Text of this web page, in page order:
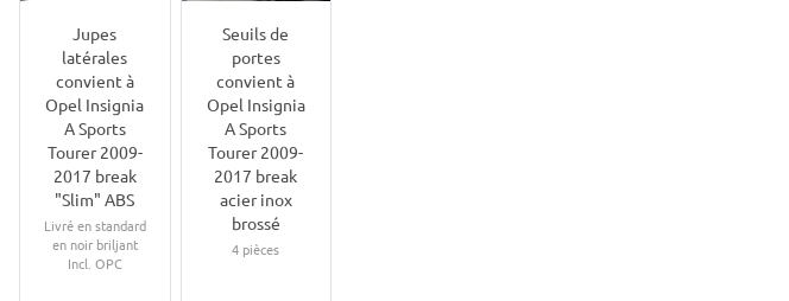
Jupes
latérales
convient à
Opel Insignia
A Sports
Tourer 2009-
2017 break
"Slim" ABS
Livré en standard
en noir briljant
Incl. OPC
Seuils de
portes
convient à
Opel Insignia
A Sports
Tourer 2009-
2017 break
acier inox
brossé
4 pièces